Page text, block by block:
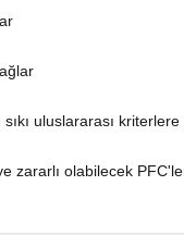
uluslararası
zararlı olabilecek